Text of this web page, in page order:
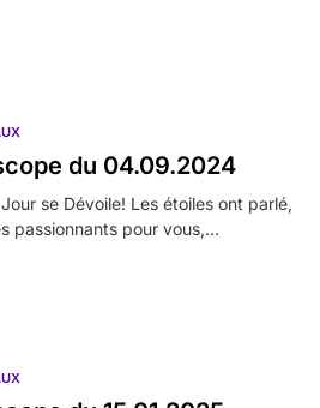
du 04.09.2024
se Dévoile! Les étoiles ont parlé,
passionnants pour vous,…